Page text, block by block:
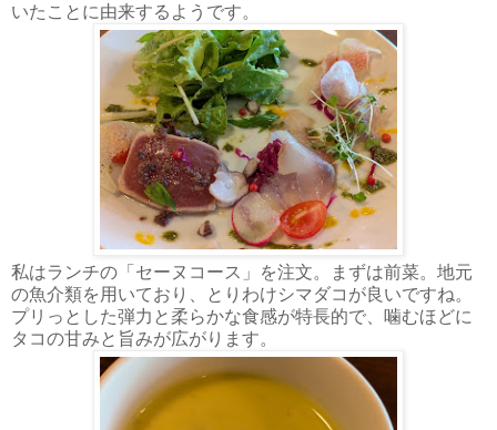
いたことに由来するようです。
私はランチの「セーヌコース」を注文。まずは前菜。地元
の魚介類を用いており、とりわけシマダコが良いですね。
プリっとした弾力と柔らかな食感が特長的で、噛むほどに
タコの甘みと旨みが広がります。